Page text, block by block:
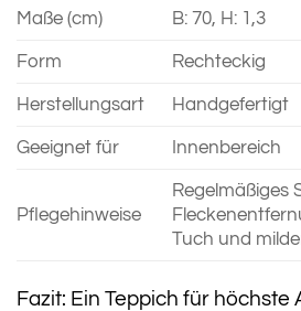
Maße (cm) B: 70, H: 1,3
Form Rechteckig
Herstellungsart Handgefertigt
Geeignet für Innenbereich
Pflegehinweise
Regelmäßiges
Tuch und
Fazit: Ein Teppich für höchste